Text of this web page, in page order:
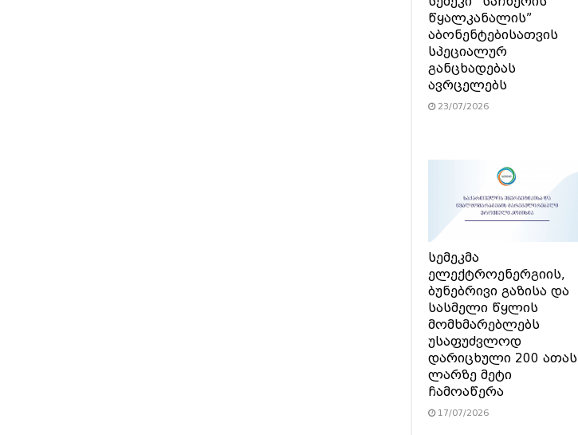
წყალკანალის”
აბონენტებისათვის
სპეციალურ
განცხადებას
ავრცელებს
23/07/2026
სემეკმა
ელექტროენერგიის,
ბუნებრივი გაზისა და
სასმელი წყლის
მომხმარებლებს
უსაფუძვლოდ
დარიცხული 200 ათას
ლარზე მეტი
ჩამოაწერა
17/07/2026